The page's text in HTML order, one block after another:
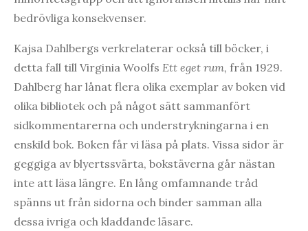
bedrövliga konsekvenser.
Kajsa Dahlbergs verkrelaterar också till böcker, i
detta fall till Virginia Woolfs Ett eget rum, från 1929.
Dahlberg har lånat flera olika exemplar av boken vid
olika bibliotek och på något sätt sammanfört
sidkommentarerna och understrykningarna i en
enskild bok. Boken får vi läsa på plats. Vissa sidor är
geggiga av blyertssvärta, bokstäverna går nästan
inte att läsa längre. En lång omfamnande tråd
spänns ut från sidorna och binder samman alla
dessa ivriga och kladdande läsare.